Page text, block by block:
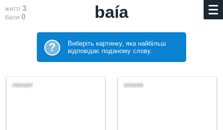
житті 3
бали 0 baía
?
Виберіть картинку, яка найбільш
відповідає поданому слову.
ланцюг шишка